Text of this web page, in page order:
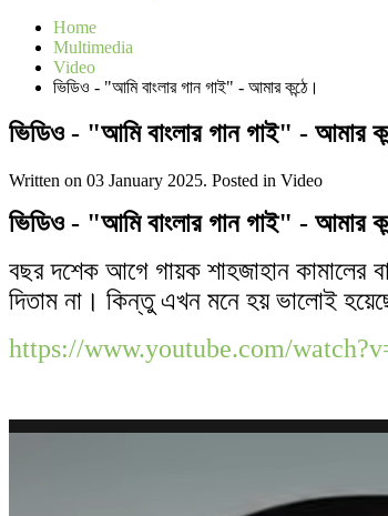
Home
Multimedia
Video
ভিডিও - "আমি বাংলার গান গাই" - আমার কন্ঠে।
ভিডিও - "আমি বাংলার গান গাই" - আমার
Written on 03 January 2025. Posted in Video
ভিডিও - "আমি বাংলার গান গাই" - আমার
বছর দশেক আগে গায়ক শাহজাহান কামালের
দিতাম না। কিন্তু এখন মনে হয় ভালোই
https://www.youtube.com/